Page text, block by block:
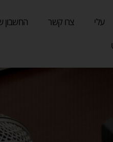
עלי צרו קשר
החשבון